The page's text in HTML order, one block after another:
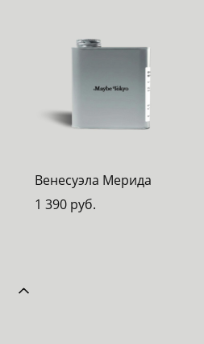
Венесуэла Мерида
1 390 pуб.